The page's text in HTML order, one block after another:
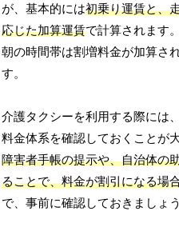
が、基本的には初乗り運賃と、
応じた加算運賃で計算されます
朝の時間帯は割増料金が加算さ
す。
介護タクシーを利用する際には
料金体系を確認しておくことが
障害者手帳の提示や、自治体の
ることで、料金が割引になる場
で、事前に確認しておきましょう